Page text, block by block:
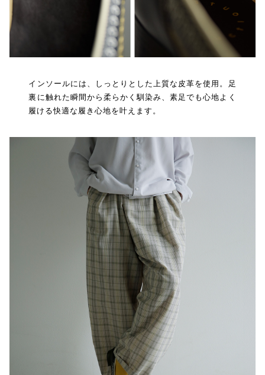
インソールには、しっとりとした上質な皮革を使用。足
裏に触れた瞬間から柔らかく馴染み、素足でも心地よく
履ける快適な履き心地を叶えます。